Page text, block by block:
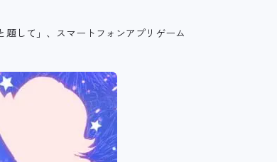
題して」、スマートフォンアプリゲーム